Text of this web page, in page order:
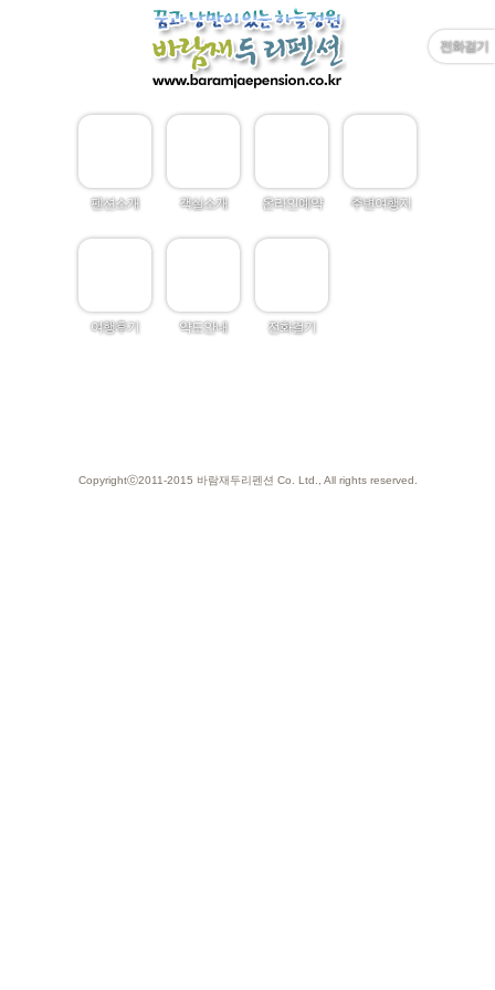
전화걸기
펜션소개 객실소개 온라인예약 주변여행지
여행후기 약도안내 전화걸기
Copyrightⓒ2011-2015 바람재두리펜션 Co. Ltd., All rights reserved.